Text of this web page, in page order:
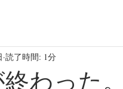
わった
読了時間: 1分